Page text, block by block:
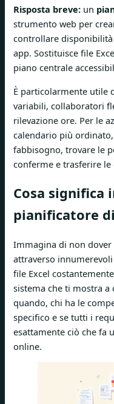
Risposta breve: un
strumento web per
controllare
app. Sostituisce file
piano centrale
È particolarmente utile
variabili, collaboratori
rilevazione ore. Per le
calendario più
fabbisogno, trovare le
conferme e trasferire le
Cosa significa
pianificatore
Immagina di non
attraverso
file Excel
sistema che ti mostra a
quando, chi ha le
specifico e se tutti i
esattamente ciò che fa
online.